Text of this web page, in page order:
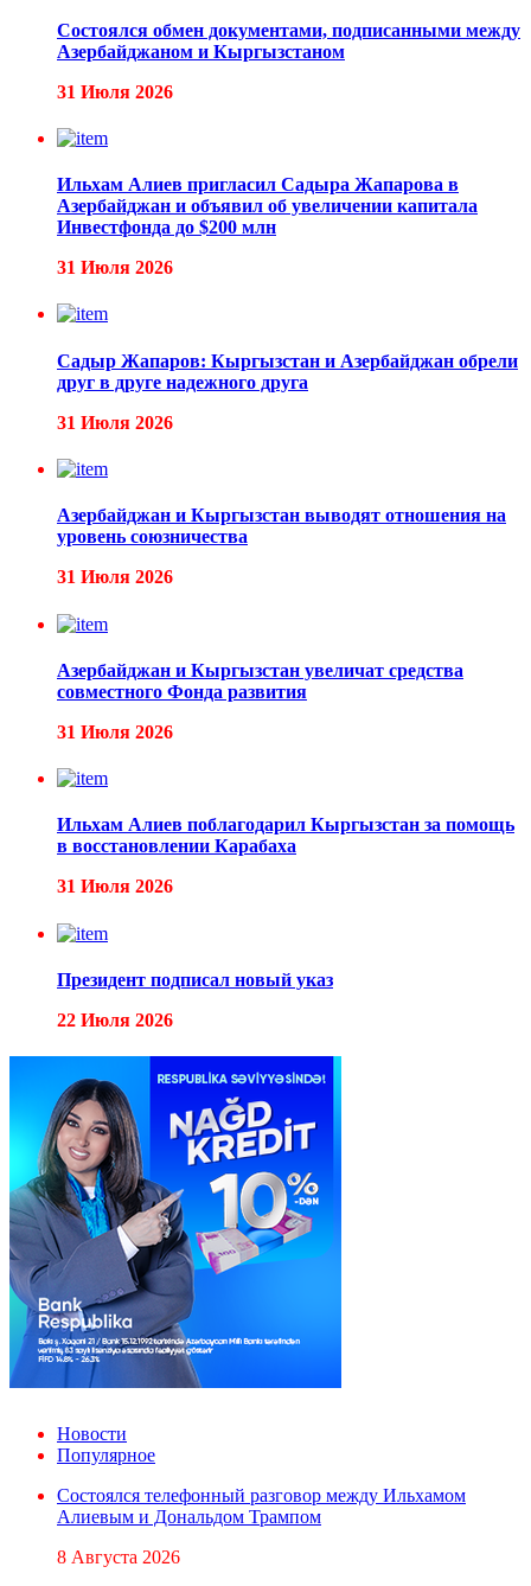
Состоялся обмен документами, подписанными между
Азербайджаном и Кыргызстаном
31 Июля 2026
Ильхам Алиев пригласил Садыра Жапарова в
Азербайджан и объявил об увеличении капитала
Инвестфонда до $200 млн
31 Июля 2026
Садыр Жапаров: Кыргызстан и Азербайджан обрели
друг в друге надежного друга
31 Июля 2026
Азербайджан и Кыргызстан выводят отношения на
уровень союзничества
31 Июля 2026
Азербайджан и Кыргызстан увеличат средства
совместного Фонда развития
31 Июля 2026
Ильхам Алиев поблагодарил Кыргызстан за помощь
в восстановлении Карабаха
31 Июля 2026
Президент подписал новый указ
22 Июля 2026
Новости
Популярное
Состоялся телефонный разговор между Ильхамом
Алиевым и Дональдом Трампом
8 Августа 2026